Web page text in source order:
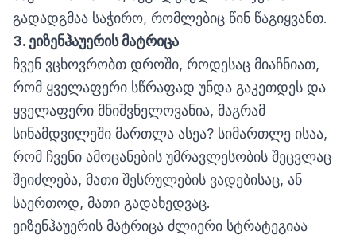
გადადგმაა საჭირო, რომლებიც წინ წაგიყვანთ.
3. ეიზენჰაუერის მატრიცა
ჩვენ ვცხოვრობთ დროში, როდესაც მიაჩნიათ,
რომ ყველაფერი სწრაფად უნდა გაკეთდეს და
ყველაფერი მნიშვნელოვანია, მაგრამ
სინამდვილეში მართლა ასეა? სიმართლე ისაა,
რომ ჩვენი ამოცანების უმრავლესობის შეცვლაც
შეიძლება, მათი შესრულების ვადებისაც, ან
საერთოდ, მათი გადახედვაც.
ეიზენჰაუერის მატრიცა ძლიერი სტრატეგიაა